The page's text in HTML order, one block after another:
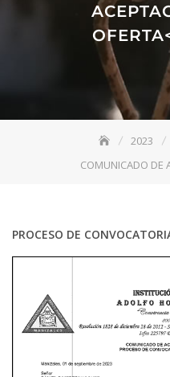
2023
COMUNICADO DE
PROCESO DE